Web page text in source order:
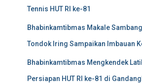
Tennis HUT RI ke-81
Bhabinkamtibmas Makale
Tondok Iring Sampaikan Imbauan
Bhabinkamtibmas Mengkendek
Persiapan HUT RI ke-81 di